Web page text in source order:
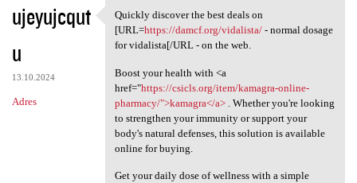
ujeyujcqut
u
13.10.2024
Adres
Quickly discover the best
Quickly discover the best deals on
[URL=https://damcf.org/vidalista/- normal dosage
for vidalista[/URL - on the web.
Boost your health with <a
href="https://csicls.org/item/kamagra-online-
pharmacy/">kamagra</a>. Whether you're looking
to strengthen your immunity or support your
body's natural defenses, this solution is available
online for buying.
Get your daily dose of wellness with a simple